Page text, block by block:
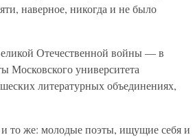
наверное, никогда и не было
Отечественной войны — в
Московского университета
литературных объединениях,
и то же: молодые поэты, ищущие себя и